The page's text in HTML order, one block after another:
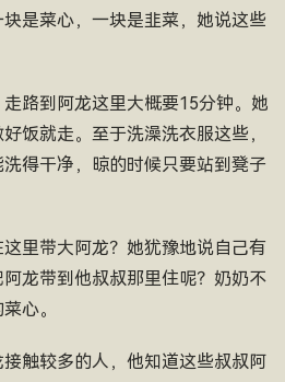
是菜心，一块是韭菜，她说这些
路到阿龙这里大概要15分钟。她
饭就走。至于洗澡洗衣服这些，
得干净，晾的时候只要站到凳子
里带大阿龙？她犹豫地说自己有
龙带到他叔叔那里住呢？奶奶不
心。
触较多的人，他知道这些叔叔阿